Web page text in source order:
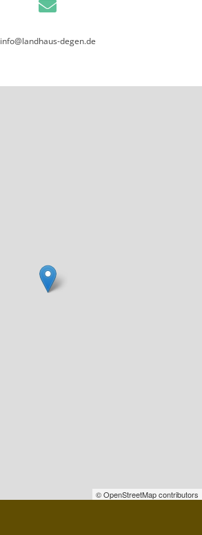
info@landhaus-degen.de
© OpenStreetMap contributors